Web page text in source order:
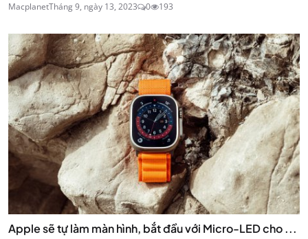
MacplanetTháng 9, ngày 13, 2023 0 193
Apple sẽ tự làm màn hình, bắt đầu với Micro-LED cho ...